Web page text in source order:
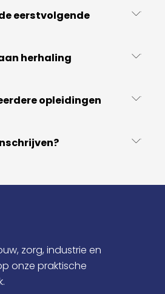
eerstvolgende
herhaling
opleidingen
zorg, industrie en
onze praktische